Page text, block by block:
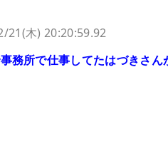
21(木) 20:20:59.92
務所で仕事してたはづきさ